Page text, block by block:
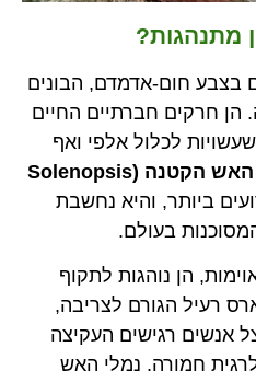
מתנהגות?
בצבע חום-אדמדם, הבונים
הן חרקים חברתיים החיים
לכלול אלפי ואף
נמלת האש הקטנה (Solenopsis
ביותר, והיא נחשבת
בעולם.
הן נוהגות לתקוף
רעיל הגורם לצריבה,
אנשים רגישים העקיצה
חמורה. נמלי האש